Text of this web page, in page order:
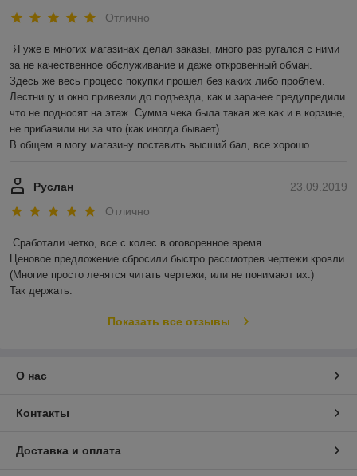
Отлично
Я уже в многих магазинах делал заказы, много раз ругался с ними
за не качественное обслуживание и даже откровенный обман.
Здесь же весь процесс покупки прошел без каких либо проблем.
Лестницу и окно привезли до подъезда, как и заранее предупредили
что не подносят на этаж. Сумма чека была такая же как и в корзине,
не прибавили ни за что (как иногда бывает).
В общем я могу магазину поставить высший бал, все хорошо.
23.09.2019
Руслан
Отлично
Сработали четко, все с колес в оговоренное время.
Ценовое предложение сбросили быстро рассмотрев чертежи кровли.
(Многие просто ленятся читать чертежи, или не понимают их.)
Так держать.
Показать все отзывы
О нас
Контакты
Доставка и оплата